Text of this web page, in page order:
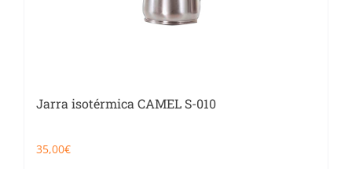
Jarra isotérmica CAMEL S-010
35,00€